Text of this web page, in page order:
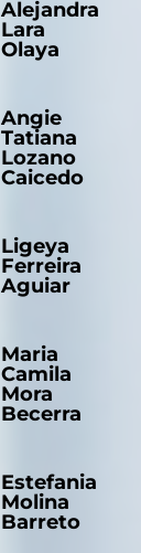
Alejandra
Lara
Olaya
Angie
Tatiana
Lozano
Caicedo
Ligeya
Ferreira
Aguiar
Maria
Camila
Mora
Becerra
Estefania
Molina
Barreto